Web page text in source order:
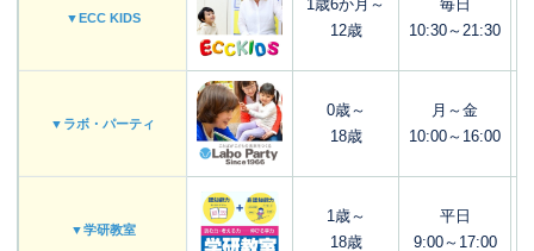
▼ECC KIDS
1歳6か月～
12歳
毎日
10:30～21:30
▼ラボ・パーティ
0歳～
18歳
月～金
10:00～16:00
▼学研教室
1歳～
18歳
平日
9:00～17:00